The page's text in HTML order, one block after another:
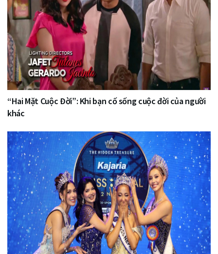
“Hai Mặt Cuộc Đời”: Khi bạn cố sống cuộc đời của người
khác